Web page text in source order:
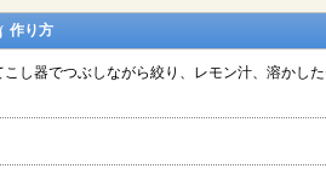
作り方
器でつぶしながら絞り、レモン汁、溶かし